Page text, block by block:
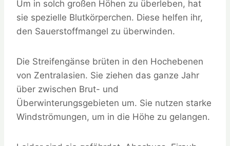
Um in solch großen Höhen zu überleben, hat
sie spezielle Blutkörperchen. Diese helfen ihr,
den Sauerstoffmangel zu überwinden.
Die Streifengänse brüten in den Hochebenen
von Zentralasien. Sie ziehen das ganze Jahr
über zwischen Brut- und
Überwinterungsgebieten um. Sie nutzen starke
Windströmungen, um in die Höhe zu gelangen.